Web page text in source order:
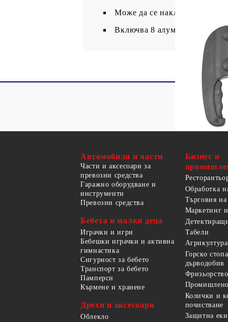
Може да се накланя и е с
Включва 8 алуминиеви
Автомобили и части
Части и аксесоари за
превозни средства
Гаражно оборудване и
инструменти
Превозни средства
Бебета и малки деца
Играчки и игри
Бебешки играчки и активна
гимнастика
Сигурност за бебето
Транспорт за бебето
Памперси
Кърмене и хранене
Дрехи и аксесоари
Облекло
Бизнес и
Обработка
Търговия
Маркетинг
Табели
Агрикултура
Горско
дърводобив
Колички и
почистване
Защитна